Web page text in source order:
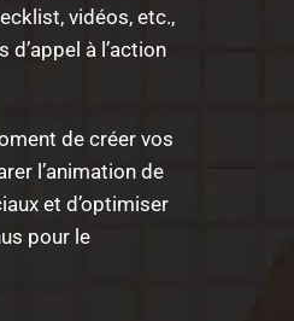
vidéos, etc.,
à l’action
de créer vos
l’animation de
et d’optimiser
pour le